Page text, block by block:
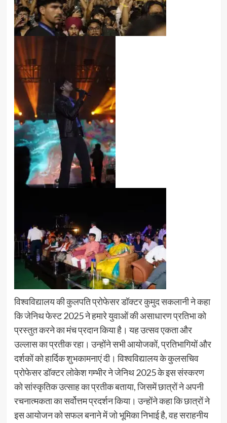
विश्वविद्यालय की कुलपति प्रोफेसर डॉक्टर कुमुद सकलानी ने कहा
कि जेनिथ फेस्ट 2025 ने हमारे युवाओं की असाधारण प्रतिभा को
प्रस्तुत करने का मंच प्रदान किया है। यह उत्सव एकता और
उल्लास का प्रतीक रहा। उन्होंने सभी आयोजकों, प्रतिभागियों और
दर्शकों को हार्दिक शुभकामनाएं दी। विश्वविद्यालय के कुलसचिव
प्रोफेसर डॉक्टर लोकेश गम्भीर ने जेनिथ 2025 के इस संस्करण
को सांस्कृतिक उत्साह का प्रतीक बताया, जिसमें छात्रों ने अपनी
रचनात्मकता का सर्वोत्तम प्रदर्शन किया। उन्होंने कहा कि छात्रों ने
इस आयोजन को सफल बनाने में जो भूमिका निभाई है, वह सराहनीय